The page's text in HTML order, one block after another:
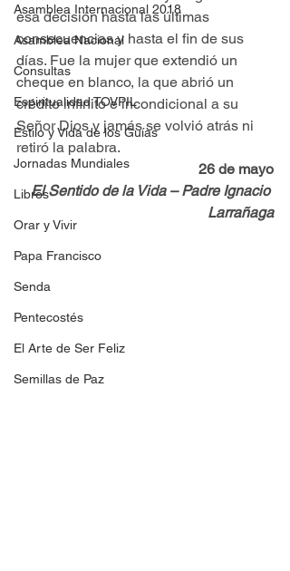
Asamblea Internacional 2018
Asamblea Nacional
Consultas
Espiritualidad TOVPIL
Estilo y Vida de los Guías
Jornadas Mundiales
Libros
Orar y Vivir
Papa Francisco
Senda
Pentecostés
El Arte de Ser Feliz
Semillas de Paz
esa decisión hasta las últimas
consecuencias y hasta el fin de sus
días. Fue la mujer que extendió un
cheque en blanco, la que abrió un
crédito infinito e incondicional a su
Señor Dios y jamás se volvió atrás ni
retiró la palabra.
26 de mayo
El Sentido de la Vida – Padre Ignacio
Larrañaga